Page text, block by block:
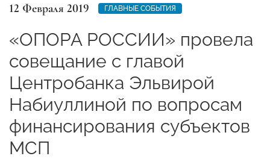
12 Февраля 2019 ГЛАВНЫЕ СОБЫТИЯ
«ОПОРА РОССИИ» провела
совещание с главой
Центробанка Эльвирой
Набиуллиной по вопросам
финансирования субъектов
МСП